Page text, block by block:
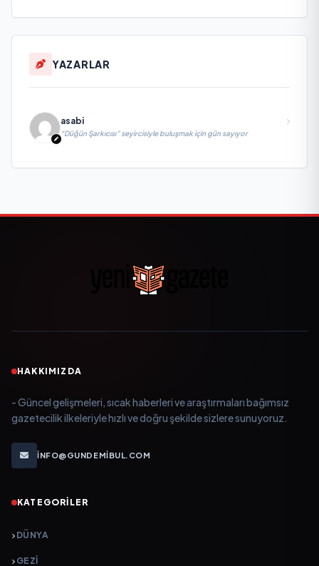
YAZARLAR
asabi
“Düğün Şarkıcısı” seyircisiyle buluşmak için gün sayıyor
HAKKIMIZDA
- Güncel gelişmeleri, sıcak haberleri ve araştırmaları bağımsız
gazetecilik ilkeleriyle hızlı ve doğru şekilde sizlere sunuyoruz.
INFO@GUNDEMIBUL.COM
KATEGORILER
DÜNYA
GEZI